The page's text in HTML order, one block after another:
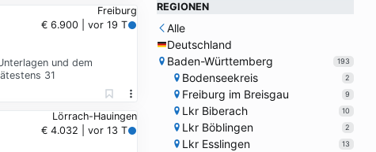
Freiburg
€ 6.900 | vor 19 T
und dem
31
Lörrach-Hauingen
€ 4.032 | vor 13 T
REGIONEN
Alle
Deutschland
Baden-Württemberg
193
Bodenseekreis 2
Freiburg im Breisgau 9
Lkr Biberach 10
Lkr Böblingen 2
Lkr Esslingen 13